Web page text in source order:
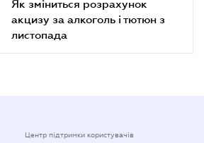
Як зміниться розрахунок
акцизу за алкоголь і тютюн з
листопада
Центр підтримки користувачів